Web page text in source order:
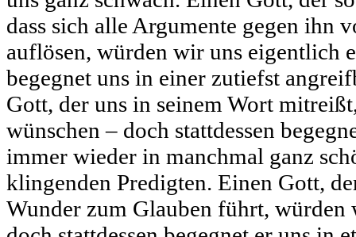
dass sich alle Argumente gegen ihn
auflösen, würden wir uns eigentlich
begegnet uns in einer zutiefst
Gott, der uns in seinem Wort
wünschen – doch stattdessen
immer wieder in manchmal ganz
klingenden Predigten. Einen Gott,
Wunder zum Glauben führt, würden